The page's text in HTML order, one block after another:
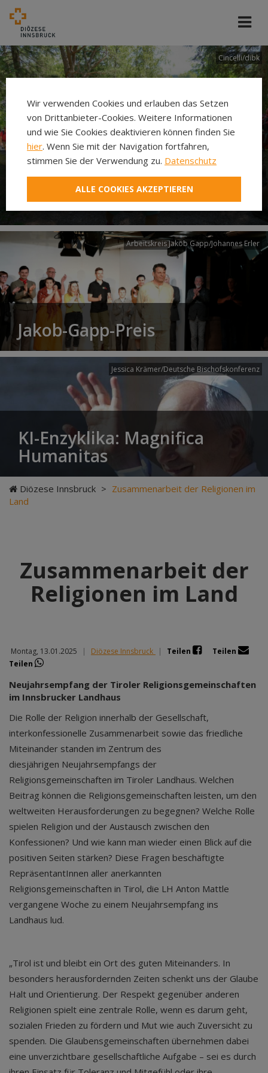
Cincelli/dibk
Neuer Pilgerweg Via
Laudato si’
Arbeitskreis Jakob Gapp/Johannes Erler
Jakob-Gapp-Preis
Jessica Krämer/Deutsche Bischofskonferenz
KI-Enzyklika: Magnifica
Humanitas
Diözese Innsbruck > Zusammenarbeit der Religionen im
Land
Zusammenarbeit der
Religionen im Land
Montag, 13.01.2025 | Diözese Innsbruck | Teilen
Teilen
Teilen
Neujahrsempfang der Tiroler Religionsgemeinschaften
im Innsbrucker Landhaus
Die Rolle der Religion innerhalb der Gesellschaft,
interkonfessionelle Zusammenarbeit sowie das friedliche
Miteinander standen im Zentrum des
diesjährigen Neujahrsempfangs der
Religionsgemeinschaften im Tiroler Landhaus. Welchen
Beitrag können die Religionsgemeinschaften leisten, um den
weltweiten Herausforderungen zu begegnen? Welche Rolle
spielen Religion und der Austausch zwischen den
Konfessionen? Und wie kann man wieder einen Blick auf die
positiven Seiten stärken? Diese Fragen beschäftigte
RepräsentantInnen aller anerkannten
Religionsgemeinschaften in Tirol, die LH Anton Mattle
vergangene Woche zu einem Neujahrsempfang ins
Landhaus lud.
„Tirol ist und bleibt ein Ort des guten Miteinanders. In
besonders herausfordernden Zeiten schenkt uns der Glaube
Halt und Orientierung. Der Respekt gegenüber anderen
Religionen spielt eine zentrale Rolle, wenn es darum geht,
sozialen Frieden zu fördern und Mut wie auch Zuversicht zu
spenden. Die Glaubensgemeinschaften übernehmen dabei
eine unverzichtbare gesellschaftliche Aufgabe – sei es durch
Wir verwenden Cookies und erlauben das Setzen
von Drittanbieter-Cookies. Weitere Informationen
und wie Sie Cookies deaktivieren können finden Sie
hier. Wenn Sie mit der Navigation fortfahren,
stimmen Sie der Verwendung zu. Datenschutz
ALLE COOKIES AKZEPTIEREN